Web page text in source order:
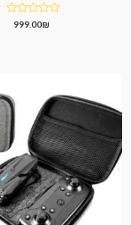
דורג999.00₪